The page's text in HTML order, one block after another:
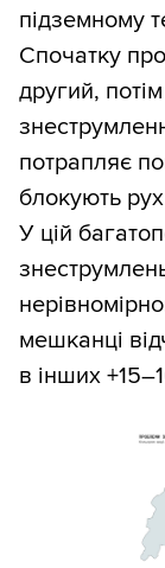
підземному
Спочатку
другий,
потрапляє
блокують
У цій
мешканці
в інших